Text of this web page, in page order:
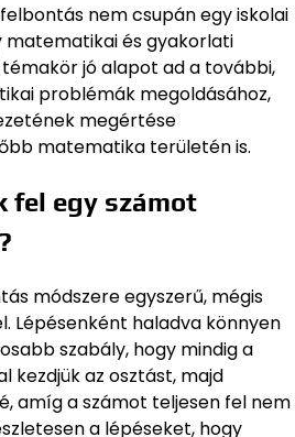
nem csupán egy iskolai
és gyakorlati
témakör jó alapot ad a további,
problémák megoldásához,
megértése
matematika területén is.
fel egy számot
módszere egyszerű, mégis
Lépésenként haladva könnyen
szabály, hogy mindig a
kezdjük az osztást, majd
amíg a számot teljesen fel nem
a lépéseket, hogy